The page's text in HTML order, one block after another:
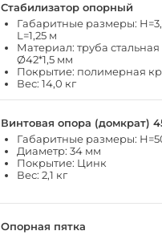
Стабилизатор опорный
Габаритные размеры:
L=1,25 м
Материал: труба стальная
Ø42*1,5 мм
Покрытие: полимерная
Вес: 14,0 кг
Винтовая опора (домкрат)
Габаритные размеры:
Диаметр: 34 мм
Покрытие: Цинк
Вес: 2,1 кг
Опорная пятка